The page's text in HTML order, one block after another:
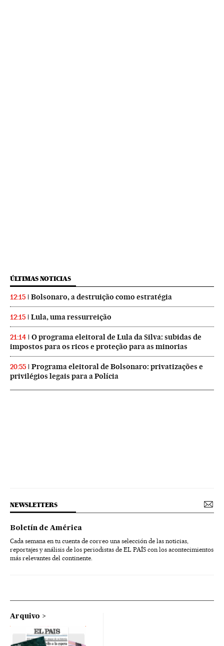
ÚLTIMAS NOTICIAS
12:15 Bolsonaro, a destruição como estratégia
12:15 Lula, uma ressurreição
21:14
O programa eleitoral de Lula da Silva: subidas de
impostos para os ricos e proteção para as minorias
20:55
Programa eleitoral de Bolsonaro: privatizações e
privilégios legais para a Polícia
NEWSLETTERS
Boletín de América
Cada semana en tu cuenta de correo una selección de las noticias,
reportajes y análisis de los periodistas de EL PAÍS con los acontecimientos
más relevantes del continente.
Arquivo